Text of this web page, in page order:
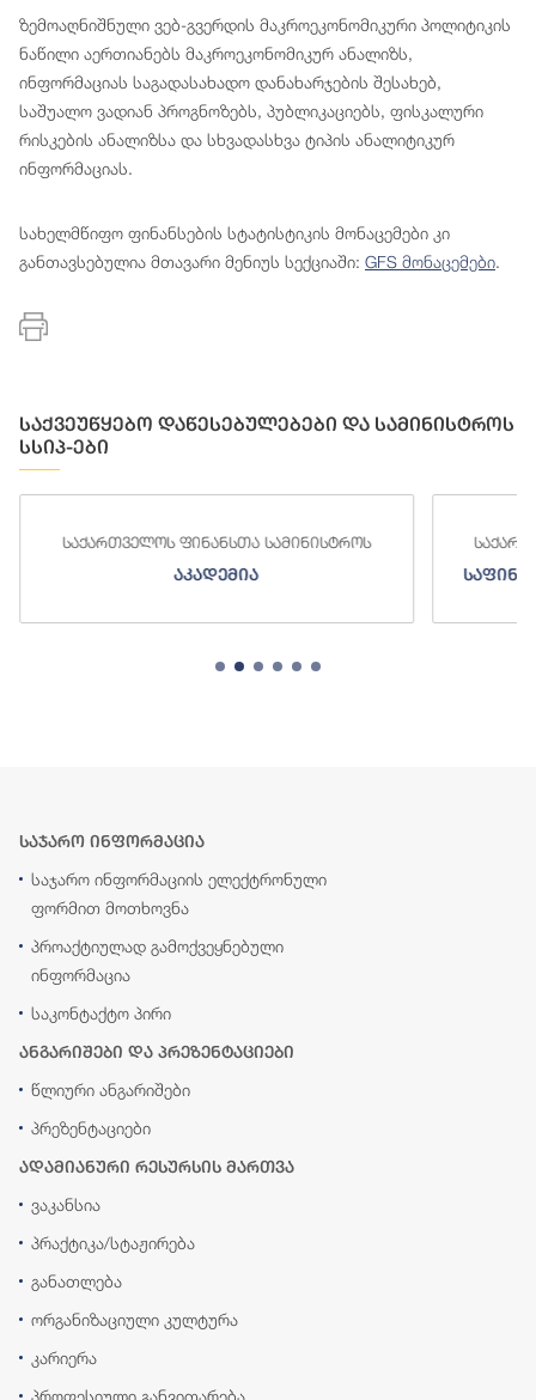
ზემოაღნიშნული ვებ-გვერდის მაკროეკონომიკური პოლიტიკის
ნაწილი აერთიანებს მაკროეკონომიკურ ანალიზს,
ინფორმაციას საგადასახადო დანახარჯების შესახებ,
საშუალო ვადიან პროგნოზებს, პუბლიკაციებს, ფისკალური
რისკების ანალიზსა და სხვადასხვა ტიპის ანალიტიკურ
ინფორმაციას.
სახელმწიფო ფინანსების სტატისტიკის მონაცემები კი
განთავსებულია მთავარი მენიუს სექციაში: GFS მონაცემები.
საქვეუწყებო დაწესებულებები და სამინისტროს
სსიპ-ები
საქართველოს ფინანსთა სამინისტროს
აკადემია
საჯარო ინფორმაცია
საჯარო ინფორმაციის ელექტრონული
ფორმით მოთხოვნა
პროაქტიულად გამოქვეყნებული
ინფორმაცია
საკონტაქტო პირი
ანგარიშები და პრეზენტაციები
წლიური ანგარიშები
პრეზენტაციები
ადამიანური რესურსის მართვა
ვაკანსია
პრაქტიკა/სტაჟირება
განათლება
ორგანიზაციული კულტურა
კარიერა